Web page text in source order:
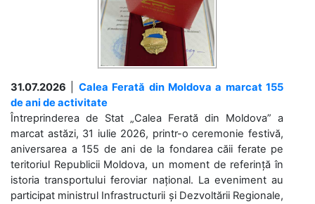
31.07.2026
Calea Ferată din Moldova a marcat 155
de ani de activitate
Întreprinderea de Stat „Calea Ferată din Moldova” a
marcat astăzi, 31 iulie 2026, printr-o ceremonie festivă,
aniversarea a 155 de ani de la fondarea căii ferate pe
teritoriul Republicii Moldova, un moment de referință în
istoria transportului feroviar național. La eveniment au
participat ministrul Infrastructurii și Dezvoltării Regionale,